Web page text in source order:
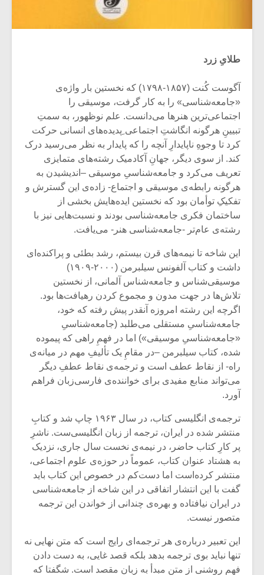
طلایِ زرد
آگوست کُنت (۱۸۵۷-۱۷۹۸) که نخستین بار واژه‌ی
«جامعه‌شناسی» را به کار گرفت، موسیقی را
اجتماعی‌ترین هنرها می‌دانست. علم نوظهور، به سمتِ
تبیینِ هرگونه انگاشتِ اجتماعی ِپدیده‌های انسانی حرکت
کرد تا وجوهِ ناپایدارِ آنچه را که پایدار به نظر می‌رسید درک
کند. از سوی دیگر، جهانِ آکادمیک رشته‌‌های متمایزی
تعریف می‌کرد و جامعه‌شناسیِ موسیقی –اندیشیدن به
هرگونه رابطه‌ی موسیقی و اجتماع- زاده‌ی این گسترش و
تفکیکِ توأمان بود که نخستین ایده‌هایش بخشی از
ساختمان فکری جامعه‌شناسی بودند و نسبت‌هایی نیز با
رشته‌ی عام‌تر -جامعه‌شناسی هنر- می‌یافت.
این شاخه تا نیمه‌های قرن بیستم، رشد بطئی و پراکنده‌ای
داشت و کتاب آلفونس سیلبرمن (۲۰۰۰-۱۹۰۹)
موسیقی‌شناس و جامعه‌شناس آلمانی، از نخستین
تلاش‌ها در جهت مدون و مجموع کردن رهیافت‌ها بود.
اگرچه این رشته امروزه آنقدر پیش رفته که خود،
جامعه‌شناسیِ مستقلی می‌طلبد (جامعه‌شناسیِ
«جامعه‌شناسیِ موسیقی») اما در فهمِ راهی که پیموده
شده، کتاب سیلبرمن –در مقامِ یک تألیفِ مهم در میانه‌ی
راه- از نقاط عطف است و ترجمه‌ی نقاط عطفِ دیگر
می‌تواند منابع مفیدی برای خواننده‌ی فارسی‌زبان فراهم
آورد.
ترجمه‌ی انگلیسی کتاب، در سال ۱۹۶۳ چاپ شد و کتابِ
منتشر شده در ایران، ترجمه از زبان انگلیسی‌ست. ناشرِ
پر کارِ کتاب حاضر، در نیمه‌ی نخست سال جاری، نزدیک
به هشتاد عنوان کتاب، عموماً در حوزه‌ی علوم اجتماعی،
منتشر کرده‌‌است اما دست‌کم در خصوص این کتاب باید
گفت با این انتشار اتفاقی در این شاخه از جامعه‌شناسی
در ایران نیافتاده و بهره‌ی چندانی از خواندن این ترجمه
متصور نیست.
این تعبیر درباره‌ی هر ترجمه‌ای رایج است که متن نهایی نه
تنها نباید بوی ترجمه بدهد بلکه قصد غایی، به دست دادن
فهم روشنی از متن مبدأ به زبان مقصد است. شگفتا که
میکلوش روژا
یادداشتی بر موسیقی
متن فیلم «متری
شیش و نیم»
اگر نمی توانی
مشهورترین باشی،
بدنام ترین باش
موریس ژار
سکانسی